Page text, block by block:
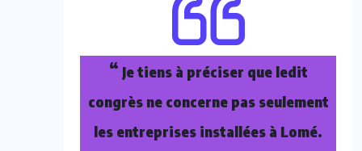
“ Je tiens à préciser que ledit
congrès ne concerne pas seulement
les entreprises installées à Lomé.